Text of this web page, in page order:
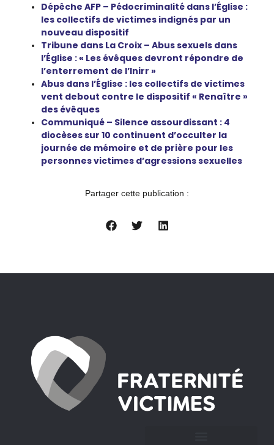
Dépêche AFP – Pédocriminalité dans l’Église :
les collectifs de victimes indignés par un
nouveau dispositif
Tribune dans La Croix – Abus sexuels dans
l’Église : « Les évêques devront répondre de
l’enterrement de l’Inirr »
Abus dans l’Église : les collectifs de victimes
vent debout contre le dispositif « Renaître »
des évêques
Communiqué – Silence assourdissant : 4
diocèses sur 10 continuent d’occulter la
journée de mémoire et de prière pour les
personnes victimes d’agressions sexuelles
Partager cette publication :